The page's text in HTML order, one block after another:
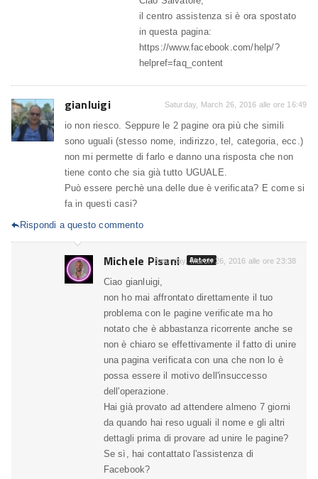
il centro assistenza si è ora spostato
in questa pagina:
https://www.facebook.com/help/?
helpref=faq_content
gianluigi Saturday, March 26, 2016 alle ore 16:49
io non riesco. Seppure le 2 pagine ora più che simili
sono uguali (stesso nome, indirizzo, tel, categoria, ecc.)
non mi permette di farlo e danno una risposta che non
tiene conto che sia già tutto UGUALE.
Può essere perchè una delle due è verificata? E come si
fa in questi casi?
Rispondi a questo commento
Michele Pisani Autore
Saturday, March 26, 2016 alle ore 23:38
Ciao gianluigi,
non ho mai affrontato direttamente il tuo
problema con le pagine verificate ma ho
notato che è abbastanza ricorrente anche se
non è chiaro se effettivamente il fatto di unire
una pagina verificata con una che non lo è
possa essere il motivo dell'insuccesso
dell'operazione.
Hai già provato ad attendere almeno 7 giorni
da quando hai reso uguali il nome e gli altri
dettagli prima di provare ad unire le pagine?
Se sì, hai contattato l'assistenza di
Facebook?